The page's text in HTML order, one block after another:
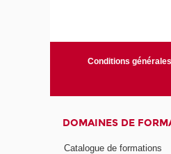
Conditions
DOMAINES DE
Catalogue de formations